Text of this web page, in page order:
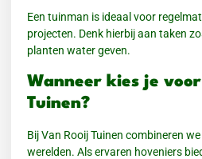
Een tuinman is ideaal voor
projecten. Denk hierbij aan taken
planten water geven.
Wanneer kies je
Tuinen?
Bij Van Rooij Tuinen combineren
werelden. Als ervaren hoveniers